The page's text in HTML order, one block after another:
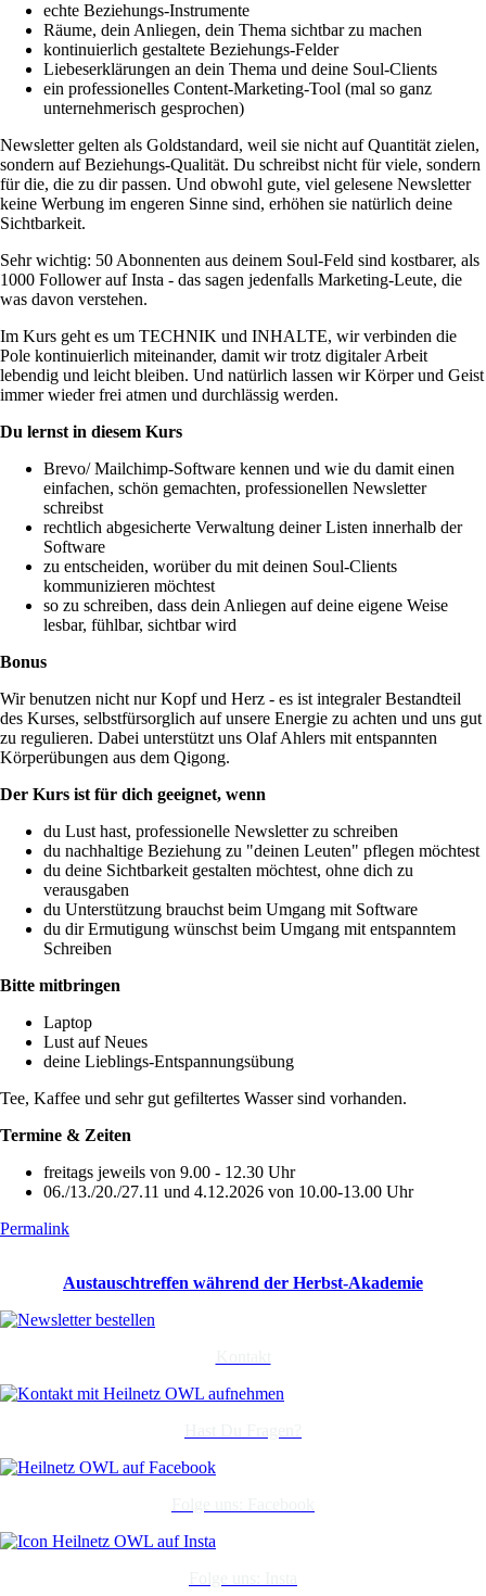
echte Beziehungs-Instrumente
Räume, dein Anliegen, dein Thema sichtbar zu machen
kontinuierlich gestaltete Beziehungs-Felder
Liebeserklärungen an dein Thema und deine Soul-Clients
ein professionelles Content-Marketing-Tool (mal so ganz
unternehmerisch gesprochen)
Newsletter gelten als Goldstandard, weil sie nicht auf Quantität zielen,
sondern auf Beziehungs-Qualität. Du schreibst nicht für viele, sondern
für die, die zu dir passen. Und obwohl gute, viel gelesene Newsletter
keine Werbung im engeren Sinne sind, erhöhen sie natürlich deine
Sichtbarkeit.
Sehr wichtig: 50 Abonnenten aus deinem Soul-Feld sind kostbarer, als
1000 Follower auf Insta - das sagen jedenfalls Marketing-Leute, die
was davon verstehen.
Im Kurs geht es um TECHNIK und INHALTE, wir verbinden die
Pole kontinuierlich miteinander, damit wir trotz digitaler Arbeit
lebendig und leicht bleiben. Und natürlich lassen wir Körper und Geist
immer wieder frei atmen und durchlässig werden.
Du lernst in diesem Kurs
Brevo/ Mailchimp-Software kennen und wie du damit einen
einfachen, schön gemachten, professionellen Newsletter
schreibst
rechtlich abgesicherte Verwaltung deiner Listen innerhalb der
Software
zu entscheiden, worüber du mit deinen Soul-Clients
kommunizieren möchtest
so zu schreiben, dass dein Anliegen auf deine eigene Weise
lesbar, fühlbar, sichtbar wird
Bonus
Wir benutzen nicht nur Kopf und Herz - es ist integraler Bestandteil
des Kurses, selbstfürsorglich auf unsere Energie zu achten und uns gut
zu regulieren. Dabei unterstützt uns Olaf Ahlers mit entspannten
Körperübungen aus dem Qigong.
Der Kurs ist für dich geeignet, wenn
du Lust hast, professionelle Newsletter zu schreiben
du nachhaltige Beziehung zu "deinen Leuten" pflegen möchtest
du deine Sichtbarkeit gestalten möchtest, ohne dich zu
verausgaben
du Unterstützung brauchst beim Umgang mit Software
du dir Ermutigung wünschst beim Umgang mit entspanntem
Schreiben
Bitte mitbringen
Laptop
Lust auf Neues
deine Lieblings-Entspannungsübung
Tee, Kaffee und sehr gut gefiltertes Wasser sind vorhanden.
Termine & Zeiten
freitags jeweils von 9.00 - 12.30 Uhr
06./13./20./27.11 und 4.12.2026 von 10.00-13.00 Uhr
Permalink
Austauschtreffen während der Herbst-Akademie